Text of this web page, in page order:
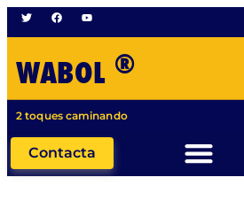
WABOL ®
2 toques caminando
Contacta